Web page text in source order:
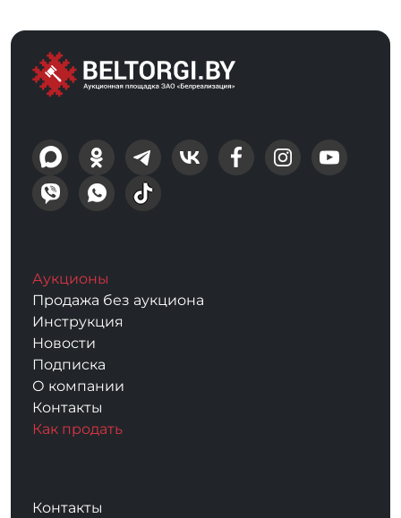
Аукционы
Продажа без аукциона
Инструкция
Новости
Подписка
О компании
Контакты
Как продать
Контакты